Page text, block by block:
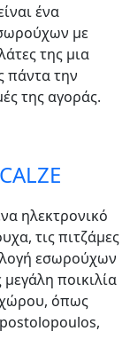
ένα
με
της μια
πάντα την
της αγοράς.
ηλεκτρονικό
τις πιτζάμες
εσωρούχων
ποικιλία
όπως